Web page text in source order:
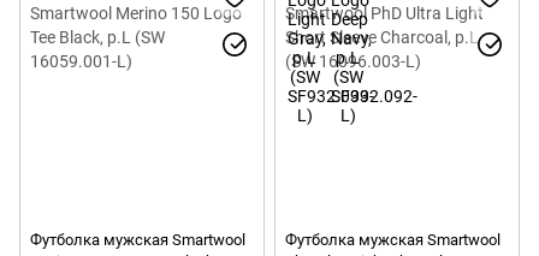
Футболка мужская Smartwool
Футболка мужская Smartwool